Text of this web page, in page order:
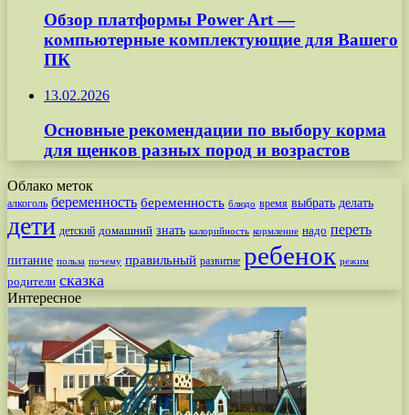
Обзор платформы Power Art —
компьютерные комплектующие для Вашего
ПК
13.02.2026
Основные рекомендации по выбору корма
для щенков разных пород и возрастов
Облако меток
алкоголь беременность беременность блюдо время выбрать делать
дети детский домашний знать калорийность кормление надо переть
питание польза почему правильный развитие ребенок режим
родители сказка
Интересное